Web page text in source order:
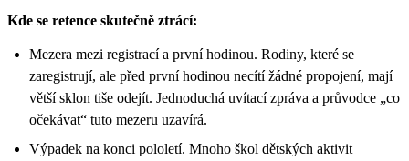
Kde se retence skutečně ztrácí:
Mezera mezi registrací a první hodinou. Rodiny, které se
zaregistrují, ale před první hodinou necítí žádné propojení, mají
větší sklon tiše odejít. Jednoduchá uvítací zpráva a průvodce „co
očekávat“ tuto mezeru uzavírá.
Výpadek na konci pololetí. Mnoho škol dětských aktivit